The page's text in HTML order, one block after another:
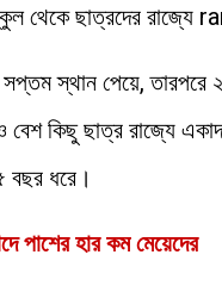
থেকে ছাত্রদের রাজ্যে
সপ্তম স্থান পেয়ে,
কিছু ছাত্র রাজ্যে
বছর ধরে।
পাশের হার কম মেয়েদের